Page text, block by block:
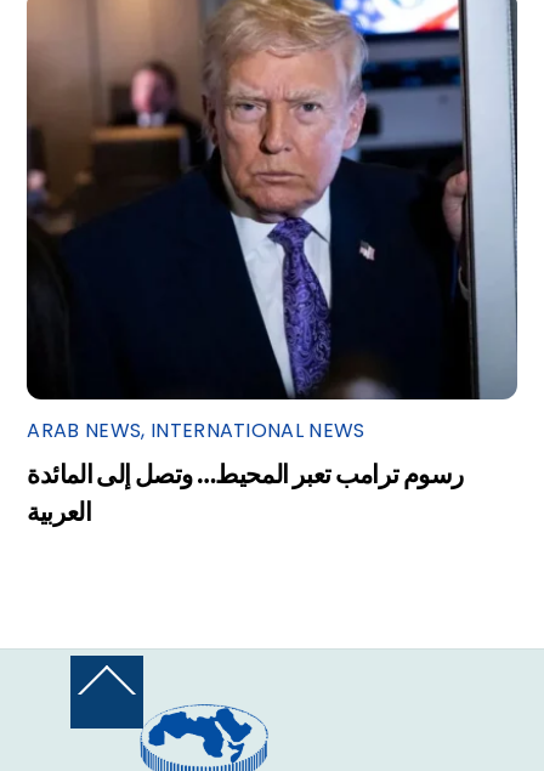
ARAB NEWS, INTERNATIONAL NEWS
رسوم ترامب تعبر المحيط… وتصل إلى المائدة
العربية
Back
Top